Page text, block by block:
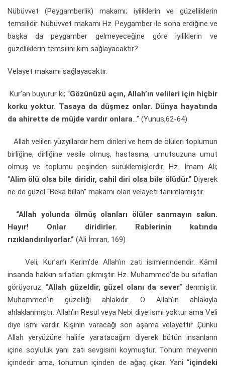
Nübüvvet (Peygamberlik) makamı; iyiliklerin ve güzelliklerin
temsilidir. Nübüvvet makamı Hz. Peygamber ile sona erdiğine ve
başka da peygamber gelmeyeceğine göre iyiliklerin ve
güzelliklerin temsilini kim sağlayacaktır?
Velayet makamı sağlayacaktır.
Kur’an buyurur ki; “Gözünüzü açın, Allah’ın velileri için hiçbir
korku yoktur. Tasaya da düşmez onlar. Dünya hayatında
da ahirette de müjde vardır onlara…” (Yunus,62-64)
Allah velileri yüzyıllardır hem dirileri ve hem de ölüleri toplumun
birliğine, dirliğine vesile olmuş, hastasına, umutsuzuna umut
olmuş ve toplumu peşinden sürüklemişlerdir. Hz. İmam Ali;
“Alim ölü olsa bile diridir, cahil diri olsa bile ölüdür.” Diyerek
ne de güzel “Beka billah” makamı olan velayeti tanımlamıştır.
“Allah yolunda ölmüş olanları ölüler sanmayın sakın.
Hayır! Onlar diridirler. Rablerinin katında
rızıklandırılıyorlar.” (Ali İmran, 169)
Veli, Kur’an’ı Kerim’de Allah’ın zati isimlerindendir. Kâmil
insanda hakkın sıfatları çıkmıştır. Hz. Muhammed’de bu sıfatları
görüyoruz. “Allah güzeldir, güzel olanı da sever” denmiştir.
Muhammed’in güzelliği ahlakıdır. O Allah’ın ahlakıyla
ahlaklanmıştır. Allah’ın Resul veya Nebi diye ismi yoktur ama Veli
diye ismi vardır. Kişinin varacağı son aşama velayettir. Çünkü
Allah yeryüzüne halife yaratacağım diyerek bütün insanların
içine soyluluk yani zati sevgisini koymuştur. Tohum meyvenin
içindedir ama, tohumun içinden de ağaç çıkar. Yani “içindeki